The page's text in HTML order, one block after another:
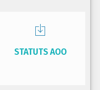
STATUTS AOO